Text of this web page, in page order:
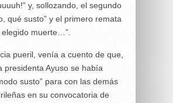
y, sollozando, el segundo
qué susto” y el primero remata
elegido muerte…”.
pueril, venía a cuento de que,
presidenta Ayuso se había
susto” para con las demás
en su convocatoria de